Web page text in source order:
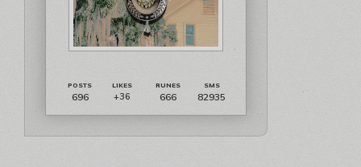
696 +36 666 82935